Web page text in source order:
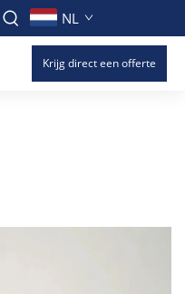
NL
Krijg direct een offerte